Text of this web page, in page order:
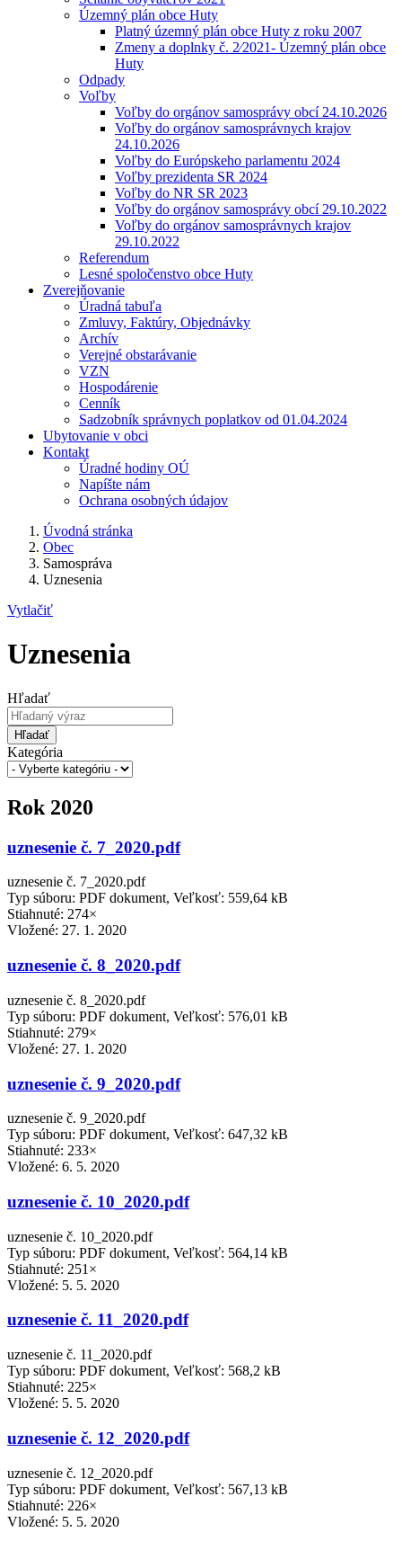
Územný plán obce Huty
Platný územný plán obce Huty z roku 2007
Zmeny a doplnky č. 2⁄2021- Územný plán obce
Huty
Odpady
Voľby
Voľby do orgánov samosprávy obcí 24.10.2026
Voľby do orgánov samosprávnych krajov
24.10.2026
Voľby do Európskeho parlamentu 2024
Voľby prezidenta SR 2024
Voľby do NR SR 2023
Voľby do orgánov samosprávy obcí 29.10.2022
Voľby do orgánov samosprávnych krajov
29.10.2022
Referendum
Lesné spoločenstvo obce Huty
Zverejňovanie
Úradná tabuľa
Zmluvy, Faktúry, Objednávky
Archív
Verejné obstarávanie
VZN
Hospodárenie
Cenník
Sadzobník správnych poplatkov od 01.04.2024
Ubytovanie v obci
Kontakt
Úradné hodiny OÚ
Napíšte nám
Ochrana osobných údajov
Úvodná stránka
Obec
Samospráva
Uznesenia
Vytlačiť
Uznesenia
Hľadať
Hľadať
Kategória
Rok 2020
uznesenie č. 7_2020.pdf
uznesenie č. 7_2020.pdf
Typ súboru: PDF dokument, Veľkosť: 559,64 kB
Stiahnuté: 274×
Vložené: 27. 1. 2020
uznesenie č. 8_2020.pdf
uznesenie č. 8_2020.pdf
Typ súboru: PDF dokument, Veľkosť: 576,01 kB
Stiahnuté: 279×
Vložené: 27. 1. 2020
uznesenie č. 9_2020.pdf
uznesenie č. 9_2020.pdf
Typ súboru: PDF dokument, Veľkosť: 647,32 kB
Stiahnuté: 233×
Vložené: 6. 5. 2020
uznesenie č. 10_2020.pdf
uznesenie č. 10_2020.pdf
Typ súboru: PDF dokument, Veľkosť: 564,14 kB
Stiahnuté: 251×
Vložené: 5. 5. 2020
uznesenie č. 11_2020.pdf
uznesenie č. 11_2020.pdf
Typ súboru: PDF dokument, Veľkosť: 568,2 kB
Stiahnuté: 225×
Vložené: 5. 5. 2020
uznesenie č. 12_2020.pdf
uznesenie č. 12_2020.pdf
Typ súboru: PDF dokument, Veľkosť: 567,13 kB
Stiahnuté: 226×
Vložené: 5. 5. 2020